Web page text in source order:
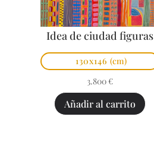
Idea de ciudad figuras
130x146 (cm)
3.800 €
Añadir al carrito